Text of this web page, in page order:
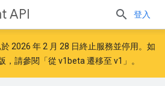
API 登入
2026 年 2 月 28 日終止服務並停用。如
，請參閱「從 v1beta 遷移至 v1 」。